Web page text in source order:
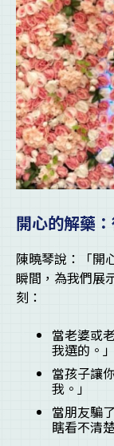
開心的解藥
陳曉琴說：「開
瞬間，為我們展
刻：
當老婆或
我選的。」
當孩子讓
我。」
當朋友騙
瞎看不清楚